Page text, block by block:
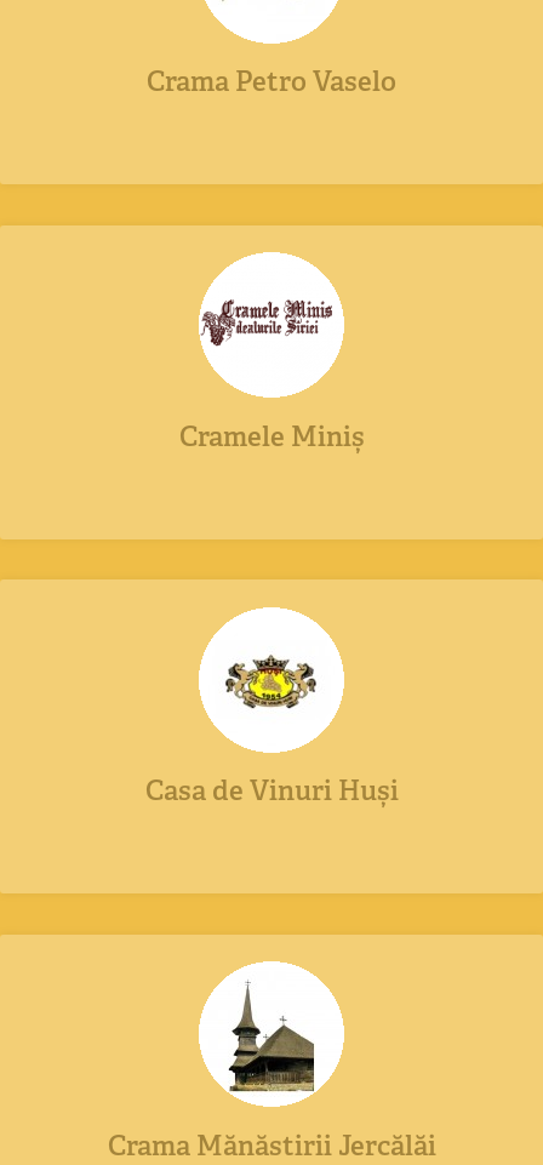
Crama Petro Vaselo
Cramele Miniș
Casa de Vinuri Huși
Crama Mănăstirii Jercălăi